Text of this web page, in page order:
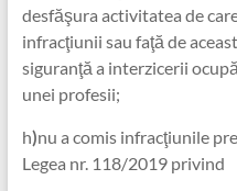
desfăşura activitatea de
infracţiunii sau faţă de
siguranţă a interzicerii
unei profesii;
h)nu a comis infracţiunile
Legea nr. 118/2019 privind